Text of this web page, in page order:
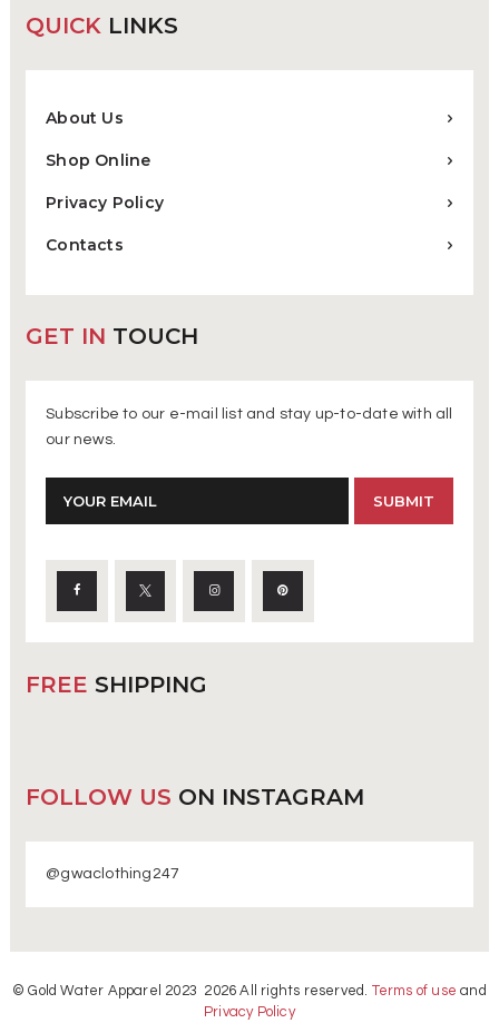
QUICK LINKS
About Us
Shop Online
Privacy Policy
Contacts
GET IN TOUCH
Subscribe to our e-mail list and stay up-to-date with all
our news.
FREE SHIPPING
FOLLOW US ON INSTAGRAM
@gwaclothing247
© Gold Water Apparel 2023 2026 All rights reserved. Terms of use and
Privacy Policy